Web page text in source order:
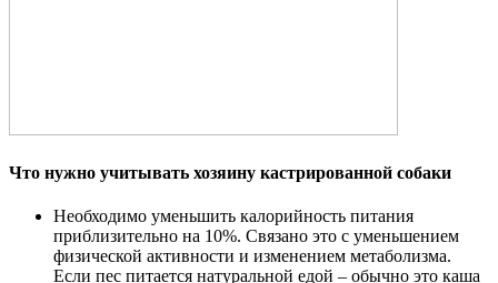
Что нужно учитывать хозяину кастрированной собаки
Необходимо уменьшить калорийность питания
приблизительно на 10%. Связано это с уменьшением
физической активности и изменением метаболизма.
Если пес питается натуральной едой – обычно это каша